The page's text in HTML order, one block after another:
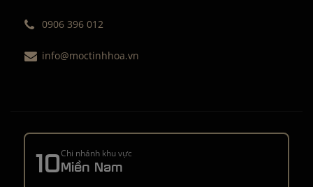
0906 396 012
info@moctinhhoa.vn
10Chi nhánh khu vực
Miền Nam